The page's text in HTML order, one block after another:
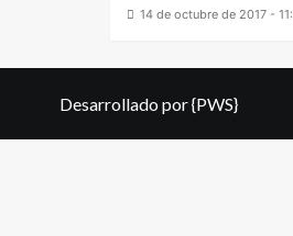
14 de octubre de 2017 -
Desarrollado por{PWS}